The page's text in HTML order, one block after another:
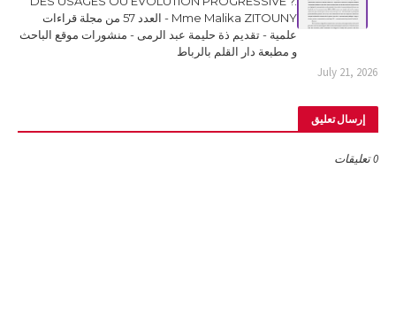
Mme Malika ZITOUNY - العدد 57 من مجلة قراءات
علمية - تقديم ذة حليمة عبد الرمى - منشورات موقع الباحث
و مطبعة دار القلم بالرباط
July 21, 2026
إرسال تعليق
0 تعليقات